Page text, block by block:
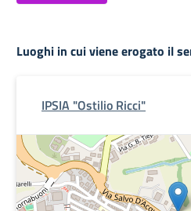
Luoghi in cui viene erogato il
IPSIA "Ostilio Ricci"